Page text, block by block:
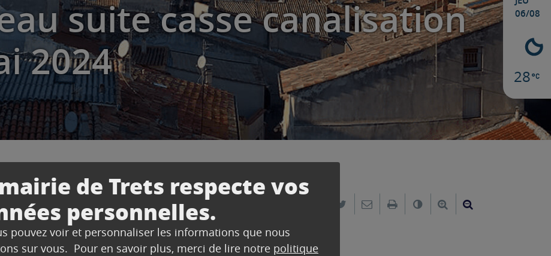
de Trets respecte vos
personnelles.
pouvez voir et personnaliser les informations que nous
sur vous. Pour en savoir plus, merci de lire notre politique
06/08
28
suite casse canalisation
2024
suite casse canalisation jeudi 30 mai 2024 Partager sur Facebook
Partager sur Twitter
Envoyer par e-mail
ImprimerChanger le contraste
Agrandir le texte